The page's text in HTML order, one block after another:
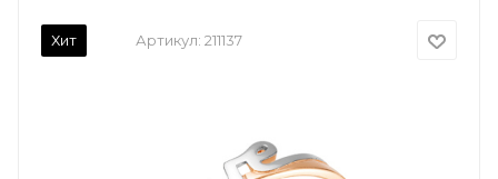
Хит Артикул: 211137